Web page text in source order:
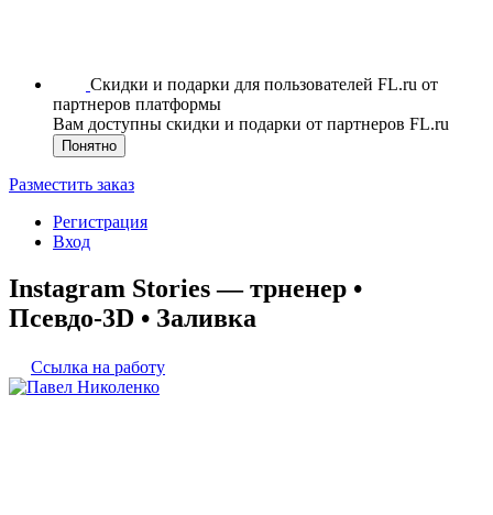
Скидки и подарки для пользователей FL.ru от
партнеров платформы
Вам доступны скидки и подарки от партнеров FL.ru
Понятно
Разместить заказ
Регистрация
Вход
Instagram Stories — трненер •
Псевдо-3D • Заливка
Ссылка на работу